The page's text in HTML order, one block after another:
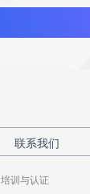
联系我们
培训与认证